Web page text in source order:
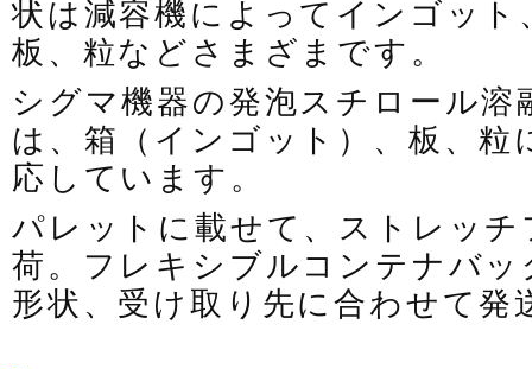
状は減容機によってインゴット
板、粒などさまざまです。
シグマ機器の発泡スチロール溶
は、箱（インゴット）、板、粒
応しています。
パレットに載せて、ストレッ
荷。フレキシブルコンテナバ
形状、受け取り先に合わせて発